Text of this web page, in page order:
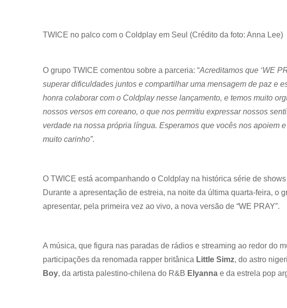
TWICE no palco com o Coldplay em Seul (Crédito da foto: Anna Lee)
O grupo TWICE comentou sobre a parceria: “Acreditamos que ‘WE
superar dificuldades juntos e compartilhar uma mensagem de paz e
honra colaborar com o Coldplay nesse lançamento, e temos muito
nossos versos em coreano, o que nos permitiu expressar nossos
verdade na nossa própria língua. Esperamos que vocês nos apoiem
muito carinho”.
O TWICE está acompanhando o Coldplay na histórica série de
Durante a apresentação de estreia, na noite da última quarta-feira, o
apresentar, pela primeira vez ao vivo, a nova versão de “WE PRAY”.
A música, que figura nas paradas de rádios e streaming ao redor do
participações da renomada rapper britânica Little Simz, do astro
Boy, da artista palestino-chilena do R&B Elyanna e da estrela pop